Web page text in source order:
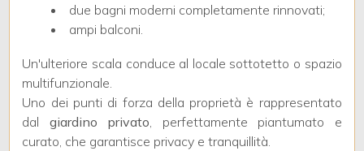
due bagni moderni completamente rinnovati;
ampi balconi.
Un'ulteriore scala conduce al locale sottotetto o spazio
multifunzionale.
Uno dei punti di forza della proprietà è rappresentato
dal giardino privato, perfettamente piantumato e
curato, che garantisce privacy e tranquillità.
2